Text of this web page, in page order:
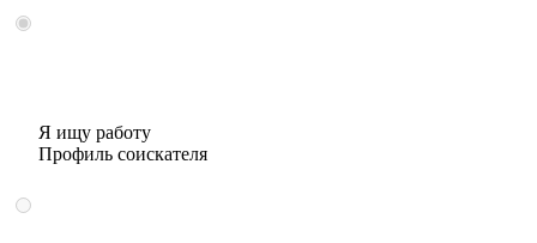
Я ищу работу
Профиль соискателя